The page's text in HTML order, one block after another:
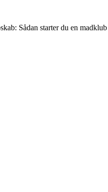
Sådan starter du en